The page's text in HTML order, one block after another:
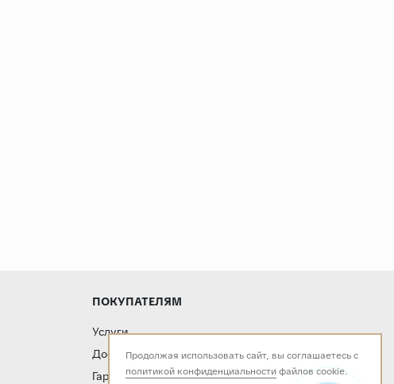
ПОКУПАТЕЛЯМ
Услуги
Доставка и оплата
Гарантия и возврат
Продолжая использовать сайт, вы соглашаетесь с
политикой конфиденциальностифайлов cookie.